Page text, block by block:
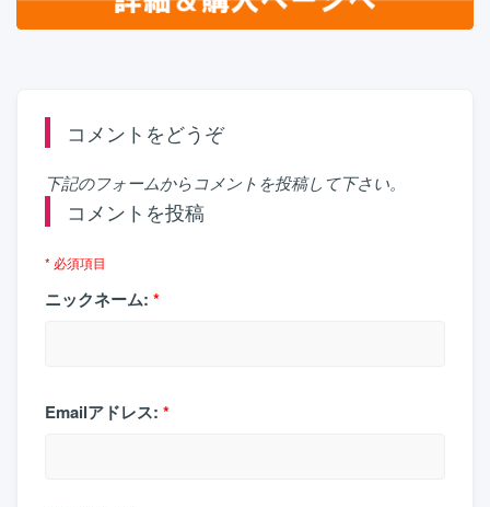
コメントをどうぞ
下記のフォームからコメントを投稿して下さい。
コメントを投稿
* 必須項目
ニックネーム: *
Emailアドレス: *